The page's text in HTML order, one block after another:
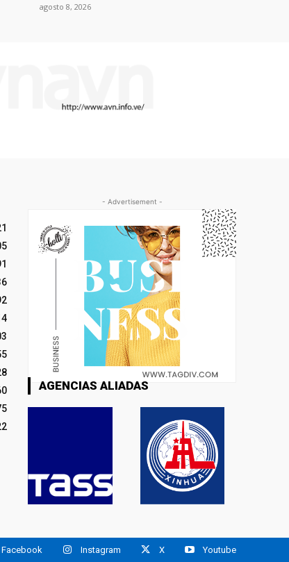
agosto 8, 2026
- Advertisement -
AGENCIAS ALIADAS
Facebook Instagram X Youtube